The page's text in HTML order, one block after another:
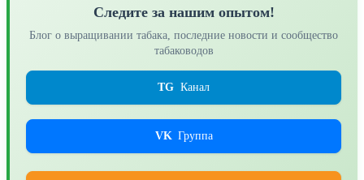
Следите за нашим опытом!
Блог о выращивании табака, последние новости и сообщество
табаководов
TG Канал
VK Группа